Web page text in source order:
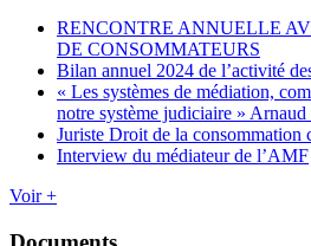
RENCONTRE ANNUELLE
DE CONSOMMATEURS
Bilan annuel 2024 de l’activité
« Les systèmes de médiation,
notre système judiciaire »
Juriste Droit de la consommation
Interview du médiateur de l’AMF
Voir +